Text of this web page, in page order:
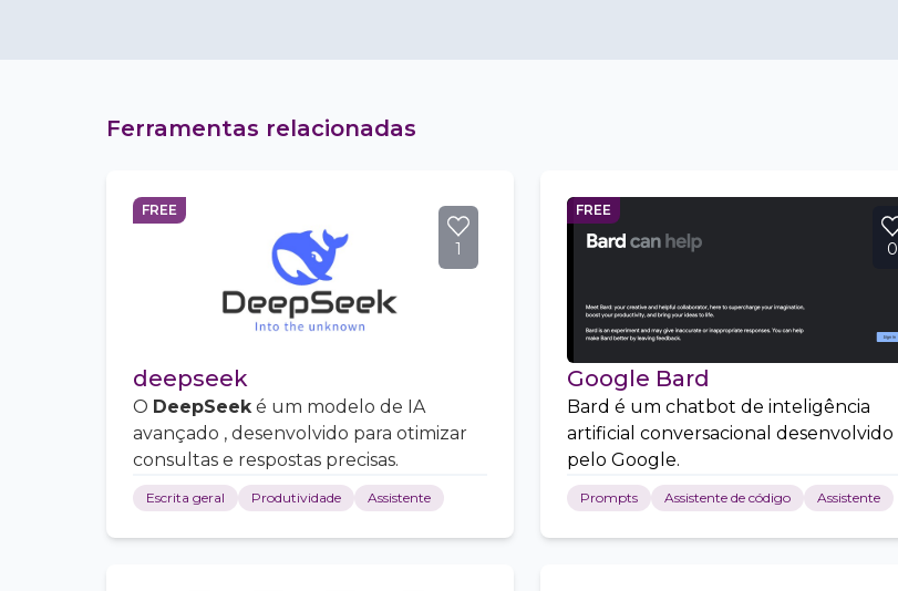
Ferramentas relacionadas
FREE
1
deepseek
O DeepSeeké um modelo de IA
avançado , desenvolvido para otimizar
consultas e respostas precisas.
Escrita geral Produtividade Assistente
FREE
0
Google Bard
Bard é um chatbot de inteligência
artificial conversacional desenvolvido
pelo Google.
Prompts Assistente de código Assistente